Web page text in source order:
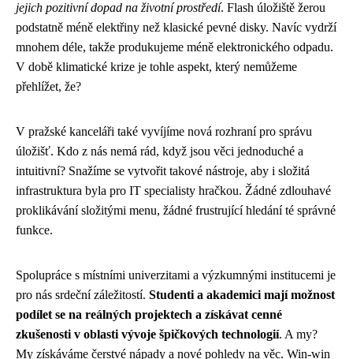
jejich pozitivní dopad na životní prostředí. Flash úložiště žerou
podstatně méně elektřiny než klasické pevné disky. Navíc vydrží
mnohem déle, takže produkujeme méně elektronického odpadu.
V době klimatické krize je tohle aspekt, který nemůžeme
přehlížet, že?
V pražské kanceláři také vyvíjíme nová rozhraní pro správu
úložišť. Kdo z nás nemá rád, když jsou věci jednoduché a
intuitivní? Snažíme se vytvořit takové nástroje, aby i složitá
infrastruktura byla pro IT specialisty hračkou. Žádné zdlouhavé
proklikávání složitými menu, žádné frustrující hledání té správné
funkce.
Spolupráce s místními univerzitami a výzkumnými institucemi je
pro nás srdeční záležitostí. Studenti a akademici mají možnost
podílet se na reálných projektech a získávat cenné
zkušenosti v oblasti vývoje špičkových technologií. A my?
My získáváme čerstvé nápady a nové pohledy na věc. Win-win